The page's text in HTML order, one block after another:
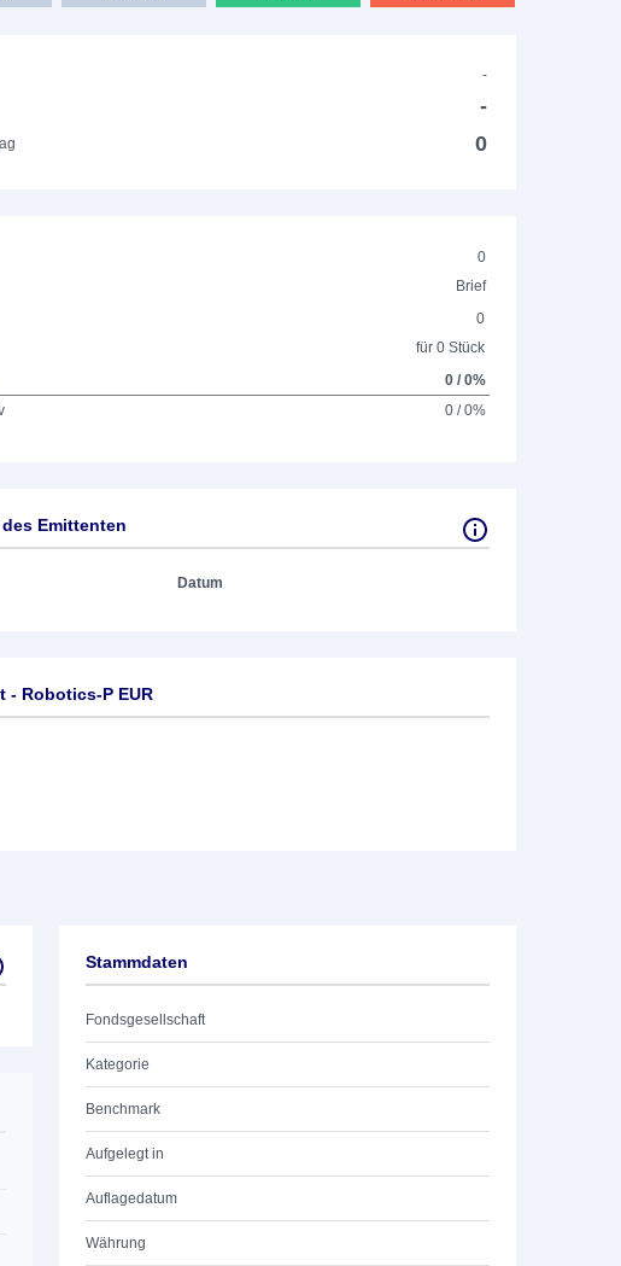
-
-
0
0
Brief
0
für 0 Stück
0 / 0%
0 / 0%
Emittenten
Datum
- Robotics-P EUR
Stammdaten
Fondsgesellschaft
Kategorie
Benchmark
Aufgelegt in
Auflagedatum
Währung